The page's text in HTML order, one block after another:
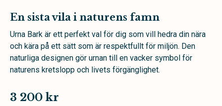
En sista vila i naturens famn
Urna Bark är ett perfekt val för dig som vill hedra din nära
och kära på ett sätt som är respektfullt för miljön. Den
naturliga designen gör urnan till en vacker symbol för
naturens kretslopp och livets förgänglighet.
3 200 kr